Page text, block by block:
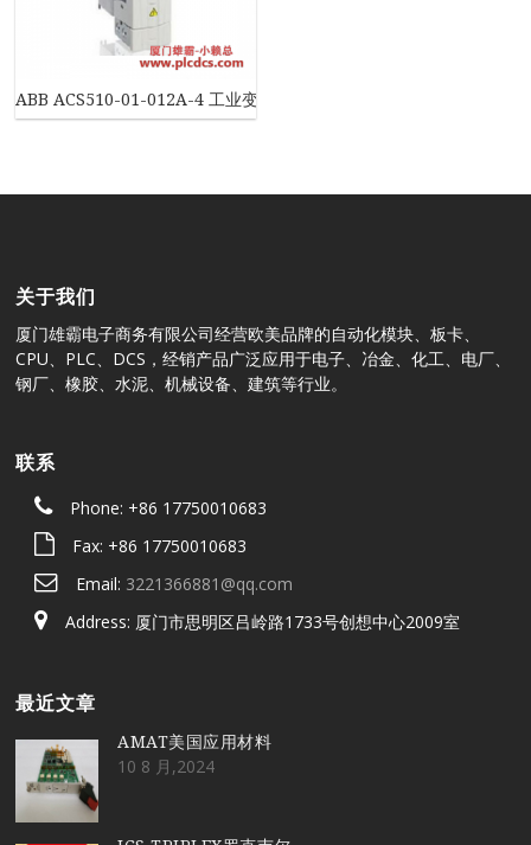
ABB ACS510-01-012A-4 工业变频器
关于我们
厦门雄霸电子商务有限公司经营欧美品牌的自动化模块、板卡、
CPU、PLC、DCS，经销产品广泛应用于电子、冶金、化工、电厂、
钢厂、橡胶、水泥、机械设备、建筑等行业。
联系
Phone: +86 17750010683
Fax: +86 17750010683
Email: 3221366881@qq.com
Address: 厦门市思明区吕岭路1733号创想中心2009室
最近文章
AMAT美国应用材料
10 8 月,2024